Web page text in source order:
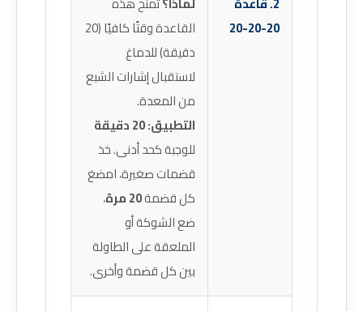
20-20-20
القاعدة وقتًا كافيًا (20
دقيقة) للدماغ
لاستقبال إشارات الشبع
من المعدة.
التطبيق:20 دقيقة
للوجبة كحد أدنى. خذ
قضمات صغيرة، امضغ
كل قضمة20 مرة
،
ضع الشوكة أو
الملعقة على الطاولة
بين كل قضمة وأخرى.